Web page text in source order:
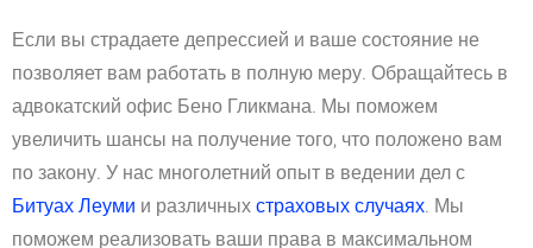
Если вы страдаете депрессией и ваше состояние не
позволяет вам работать в полную меру. Обращайтесь в
адвокатский офис Бено Гликмана. Мы поможем
увеличить шансы на получение того, что положено вам
по закону. У нас многолетний опыт в ведении дел с
Битуах Леуми и различныхстраховых случаях. Мы
поможем реализовать ваши права в максимальном